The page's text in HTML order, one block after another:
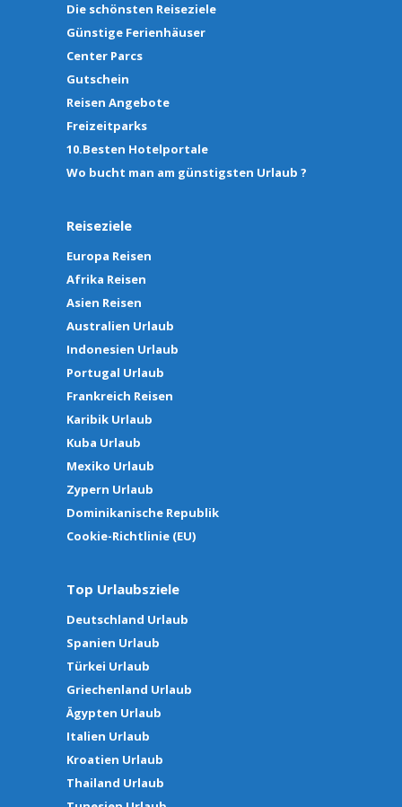
Die schönsten Reiseziele
Günstige Ferienhäuser
Center Parcs
Gutschein
Reisen Angebote
Freizeitparks
10.Besten Hotelportale
Wo bucht man am günstigsten Urlaub ?
Reiseziele
Europa Reisen
Afrika Reisen
Asien Reisen
Australien Urlaub
Indonesien Urlaub
Portugal Urlaub
Frankreich Reisen
Karibik Urlaub
Kuba Urlaub
Mexiko Urlaub
Zypern Urlaub
Dominikanische Republik
Cookie-Richtlinie (EU)
Top Urlaubsziele
Deutschland Urlaub
Spanien Urlaub
Türkei Urlaub
Griechenland Urlaub
Ägypten Urlaub
Italien Urlaub
Kroatien Urlaub
Thailand Urlaub